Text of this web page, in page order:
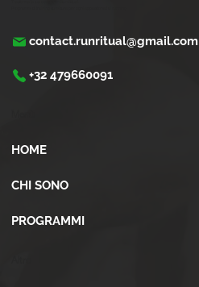
contact.runritual@gmail.com
+32 479660091
HOME
CHI SONO
PROGRAMMI